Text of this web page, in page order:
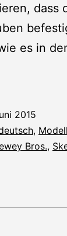
dass
es in
2015
,
Bros.,